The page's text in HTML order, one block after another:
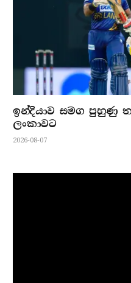
ඉන්දියාව සමග පුහුණු
ලංකාවට
2026-08-07